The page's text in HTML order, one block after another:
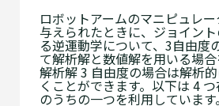
ロボットアームのマニピュレ
与えられたときに、ジョイン
る逆運動学について、3自由度
て解析解と数値解を用いる場合
解析解 3 自由度の場合は解析
くことができます。以下は 4
のうちの一つを利用していま